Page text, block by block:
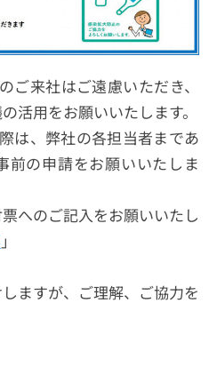
ご来社はご遠慮いただき、
活用をお願いいたします。
は、弊社の各担当者まであ
前の申請をお願いいたしま
へのご記入をお願いいたし
」
ますが、ご理解、ご協力を